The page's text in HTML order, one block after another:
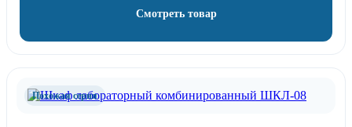
Смотреть товар
Похожая серия